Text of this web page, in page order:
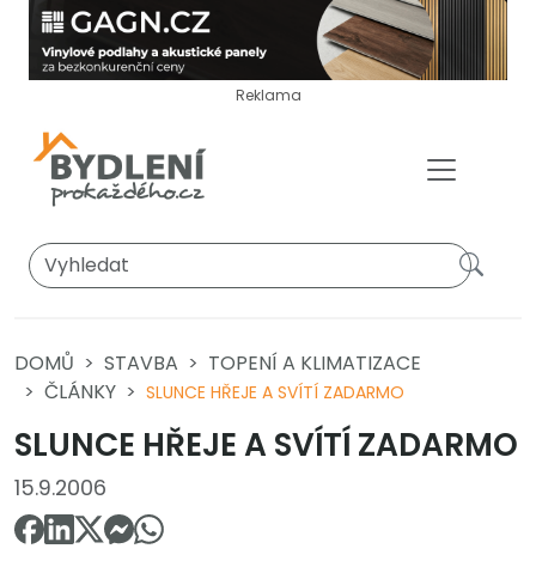
Reklama
DOMŮ STAVBA
TOPENÍ A KLIMATIZACE
ČLÁNKY
SLUNCE HŘEJE A SVÍTÍ ZADARMO
SLUNCE HŘEJE A SVÍTÍ ZADARMO
15.9.2006